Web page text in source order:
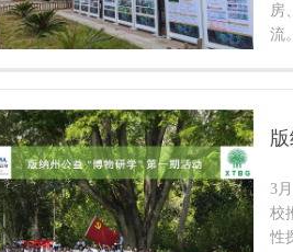
房
流。
3
校
性